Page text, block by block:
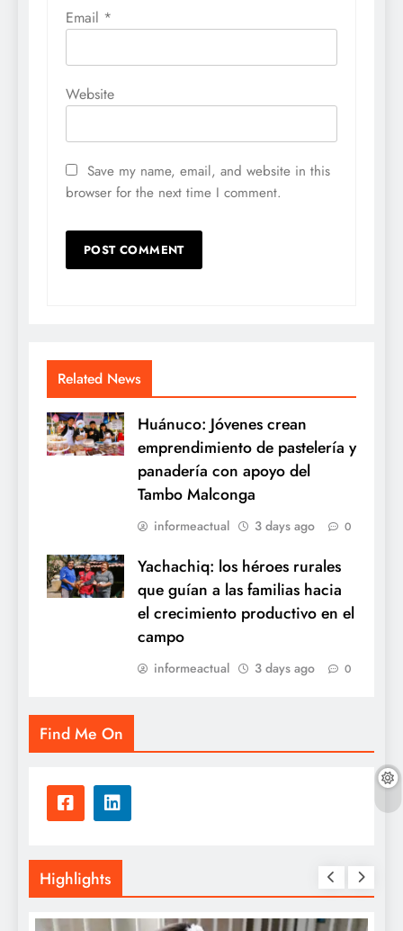
Email *
Website
Save my name, email, and website in this
browser for the next time I comment.
Related News
Huánuco: Jóvenes crean
emprendimiento de pastelería y
panadería con apoyo del
Tambo Malconga
informeactual 3 days ago 0
Yachachiq: los héroes rurales
que guían a las familias hacia
el crecimiento productivo en el
campo
informeactual 3 days ago 0
Find Me On
Highlights